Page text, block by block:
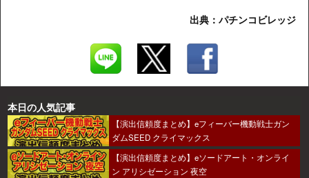
出典：パチンコビレッジ
本日の人気記事
【演出信頼度まとめ】eフィーバー機動戦士ガン
ダムSEED クライマックス
【演出信頼度まとめ】eソードアート・オンライ
ン アリシゼーション 夜空